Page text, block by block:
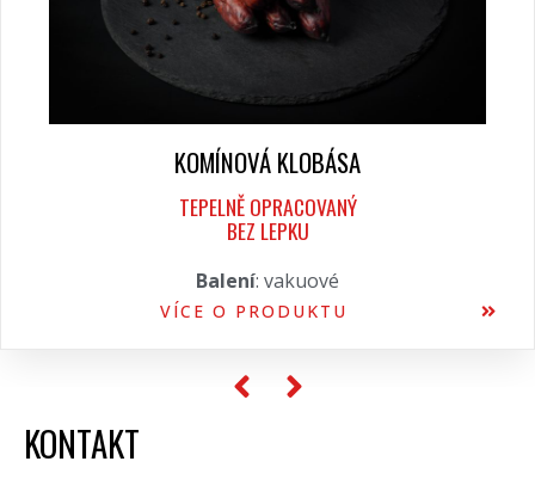
KOMÍNOVÁ KLOBÁSA
TEPELNĚ OPRACOVANÝ
BEZ LEPKU
Balení: vakuové
VÍCE O PRODUKTU
KONTAKT